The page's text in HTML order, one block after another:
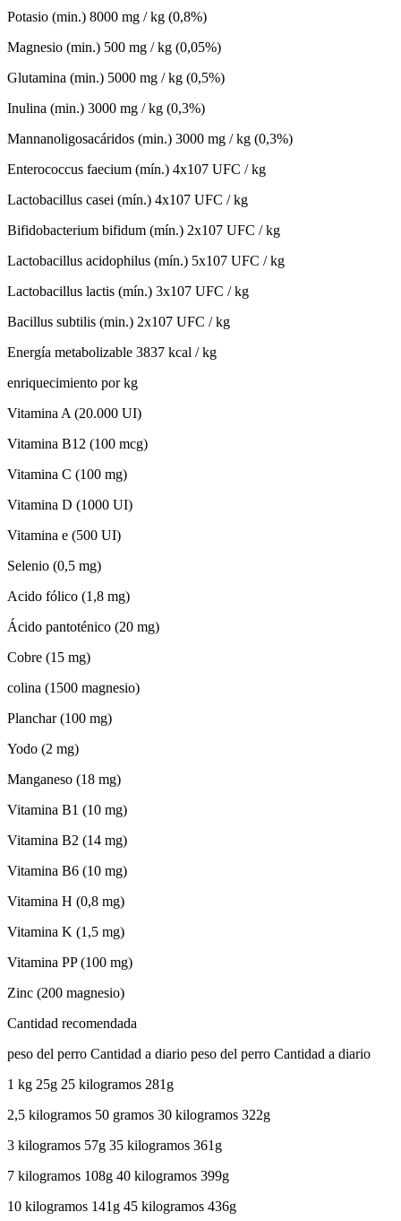
Potasio (min.) 8000 mg / kg (0,8%)
Magnesio (min.) 500 mg / kg (0,05%)
Glutamina (min.) 5000 mg / kg (0,5%)
Inulina (min.) 3000 mg / kg (0,3%)
Mannanoligosacáridos (min.) 3000 mg / kg (0,3%)
Enterococcus faecium (mín.) 4x107 UFC / kg
Lactobacillus casei (mín.) 4x107 UFC / kg
Bifidobacterium bifidum (mín.) 2x107 UFC / kg
Lactobacillus acidophilus (mín.) 5x107 UFC / kg
Lactobacillus lactis (mín.) 3x107 UFC / kg
Bacillus subtilis (min.) 2x107 UFC / kg
Energía metabolizable 3837 kcal / kg
enriquecimiento por kg
Vitamina A (20.000 UI)
Vitamina B12 (100 mcg)
Vitamina C (100 mg)
Vitamina D (1000 UI)
Vitamina e (500 UI)
Selenio (0,5 mg)
Acido fólico (1,8 mg)
Ácido pantoténico (20 mg)
Cobre (15 mg)
colina (1500 magnesio)
Planchar (100 mg)
Yodo (2 mg)
Manganeso (18 mg)
Vitamina B1 (10 mg)
Vitamina B2 (14 mg)
Vitamina B6 (10 mg)
Vitamina H (0,8 mg)
Vitamina K (1,5 mg)
Vitamina PP (100 mg)
Zinc (200 magnesio)
Cantidad recomendada
peso del perro Cantidad a diario peso del perro Cantidad a diario
1 kg 25g 25 kilogramos 281g
2,5 kilogramos 50 gramos 30 kilogramos 322g
3 kilogramos 57g 35 kilogramos 361g
7 kilogramos 108g 40 kilogramos 399g
10 kilogramos 141g 45 kilogramos 436g